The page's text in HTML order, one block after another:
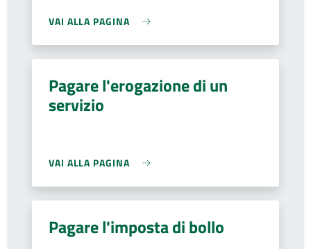
VAI ALLA PAGINA
Pagare l'erogazione di un
servizio
VAI ALLA PAGINA
Pagare l'imposta di bollo